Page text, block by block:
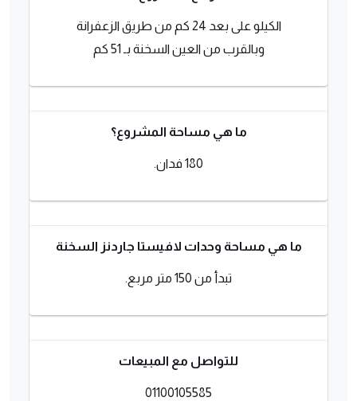
الكيلو على بعد 24 كم من طريق الزعفرانة
وبالقرب من العين السخنة بـ 51 كم
ما هي مساحة المشروع؟
180 فدان.
ما هي مساحة وحدات لافيستا جاردنز السخنة
تبدأ من 150 متر مربع.
للتواصل مع المبيعات
01100105585